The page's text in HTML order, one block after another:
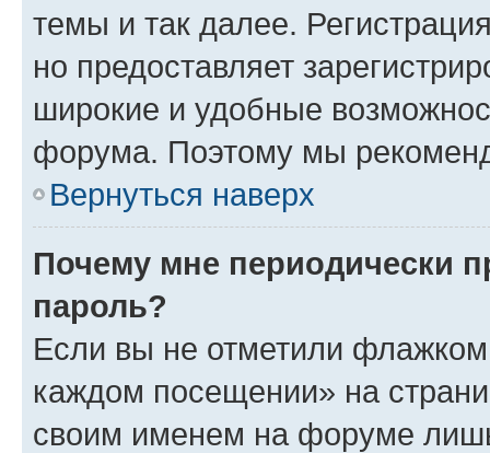
темы и так далее.
но предоставляет
широкие и удобные
форума. Поэтому мы
Вернуться наверх
Почему мне периодически
пароль?
Если вы не отметили флажком
каждом посещении» на
своим именем на форуме